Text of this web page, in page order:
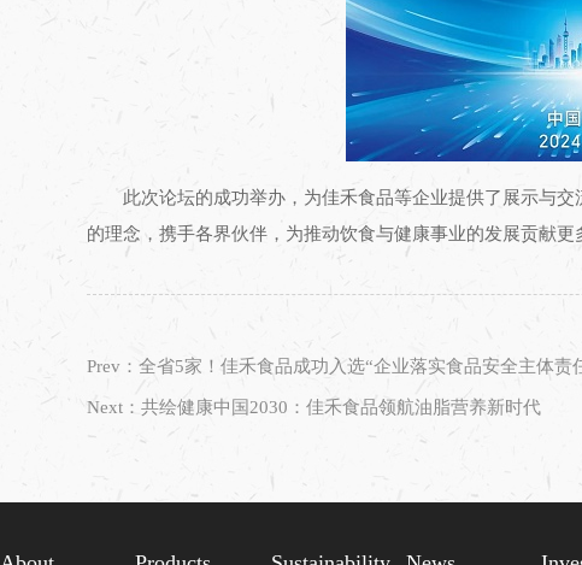
此次论坛的成功举办，为佳禾食品等企业提供了展示与
的理念，携手各界伙伴，为推动饮食与健康事业的发展贡献更
Prev：全省5家！佳禾食品成功入选“企业落实食品安全主体责
Next：共绘健康中国2030：佳禾食品领航油脂营养新时代